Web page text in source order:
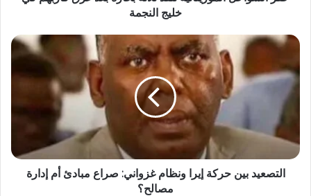
خليج النجمة
التصعيد بين حركة إيرا ونظام غزواني: صراع مبادئ أم إدارة
مصالح؟